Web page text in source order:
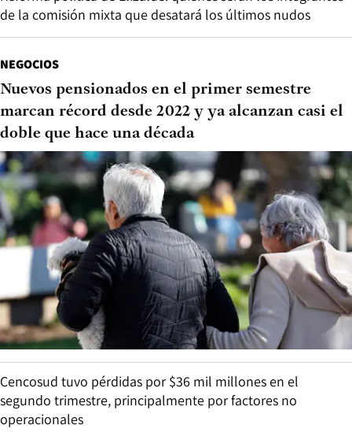
de la comisión mixta que desatará los últimos nudos
NEGOCIOS
Nuevos pensionados en el primer semestre
marcan récord desde 2022 y ya alcanzan casi el
doble que hace una década
Cencosud tuvo pérdidas por $36 mil millones en el
segundo trimestre, principalmente por factores no
operacionales